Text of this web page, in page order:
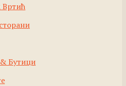
Бутици